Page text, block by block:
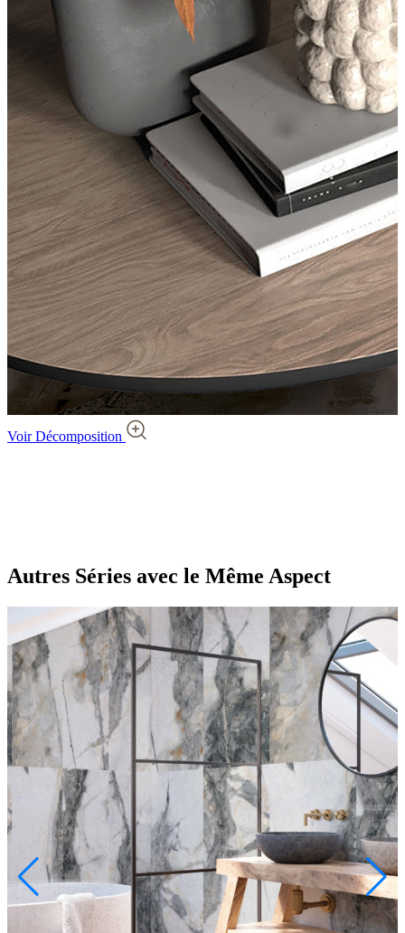
Voir Décomposition
Autres Séries avec le Même Aspect